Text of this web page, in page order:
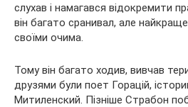
слухав і намагався відокремити
він багато сранивал, але
своїми очима.
Тому він багато ходив, вивчав
друзями були поет Горацій,
Митиленский. Пізніше Страбон